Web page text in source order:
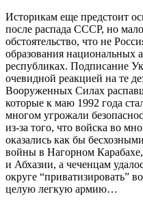
Историкам еще предстоит
после распада СССР, но
обстоятельство, что не
образования
республиках. Подписание
очевидной реакцией на те
Вооруженных Силах
которые к маю 1992 года
многом угрожали
из-за того, что войска во
оказались как бы
войны в Нагорном
и Абхазии, а чеченцам
округе “приватизировать”
целую легкую армию…